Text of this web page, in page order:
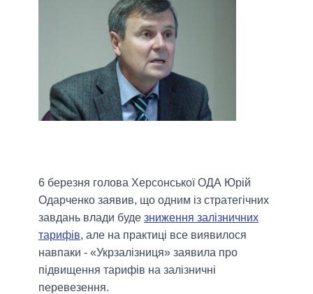
6 березня голова Херсонської ОДА Юрій
Одарченко заявив, що одним із стратегічних
завдань влади буде зниження залізничних
тарифів, але на практиці все виявилося
навпаки - «Укрзалізниця» заявила про
підвищення тарифів на залізничні
перевезення.